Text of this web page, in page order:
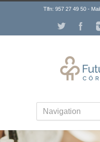
Tlfn: 957 27 49 50 -